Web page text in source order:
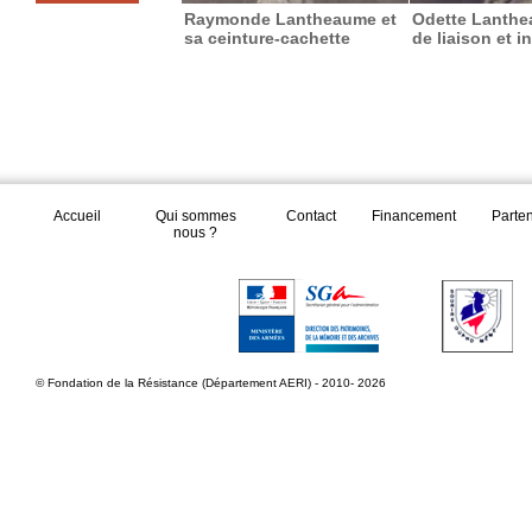
Raymonde Lantheaume et
sa ceinture-cachette
Odette
de liaison et
Accueil
Qui sommes
nous ?
Contact Financement
© Fondation de la Résistance (Département AERI) - 2010- 2026